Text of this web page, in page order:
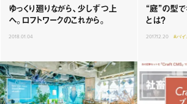
ゆっくり廻りながら、少しずつ上
へ。ロフトワークのこれから。
2018.01.04
“庭”の型
とは？
2017.12.20 #バイ